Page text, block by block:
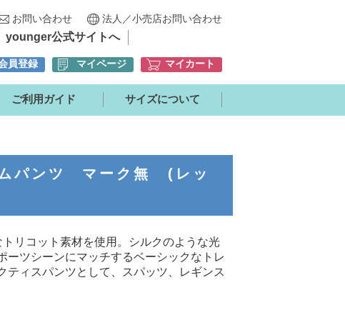
お問い合わせ 法人／小売店お問い合わせ
younger公式サイトへ
員登録 マイページ マイカート
ご利用ガイド サイズについて
パンツ マーク無 (レッ
トリコット素材を使用。シルクのような光
ツシーンにマッチするベーシックなトレ
ティスパンツとして、スパッツ、レギンス